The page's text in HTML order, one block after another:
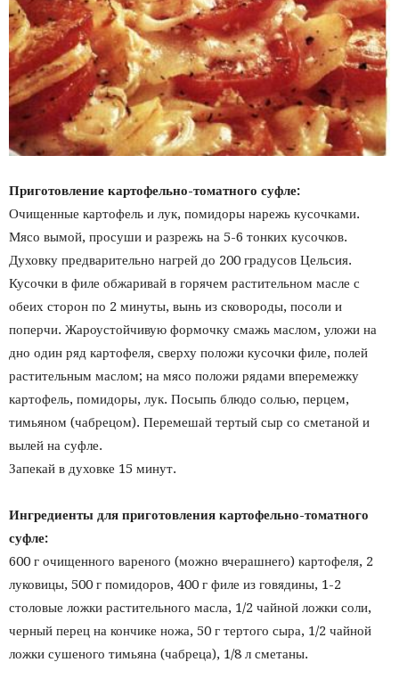
Приготовление картофельно-томатного суфле:
Очищенные картофель и лук, помидоры нарежь кусочками.
Мясо вымой, просуши и разрежь на 5-6 тонких кусочков.
Духовку предварительно нагрей до 200 градусов Цельсия.
Кусочки в филе обжаривай в горячем растительном масле с
обеих сторон по 2 минуты, вынь из сковороды, посоли и
поперчи. Жароустойчивую формочку смажь маслом, уложи на
дно один ряд картофеля, сверху положи кусочки филе, полей
растительным маслом; на мясо положи рядами вперемежку
картофель, помидоры, лук. Посыпь блюдо солью, перцем,
тимьяном (чабрецом). Перемешай тертый сыр со сметаной и
вылей на суфле.
Запекай в духовке 15 минут.
Ингредиенты для приготовления картофельно-томатного
суфле:
600 г очищенного вареного (можно вчерашнего) картофеля, 2
луковицы, 500 г помидоров, 400 г филе из говядины, 1-2
столовые ложки растительного масла, 1/2 чайной ложки соли,
черный перец на кончике ножа, 50 г тертого сыра, 1/2 чайной
ложки сушеного тимьяна (чабреца), 1/8 л сметаны.